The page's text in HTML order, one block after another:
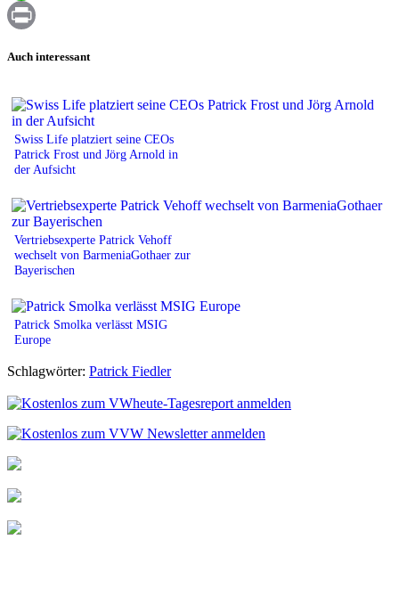
WhatsApp
Auch interessant
Swiss Life platziert seine CEOs
Patrick Frost und Jörg Arnold in
der Aufsicht
Vertriebsexperte Patrick Vehoff
wechselt von BarmeniaGothaer zur
Bayerischen
Patrick Smolka verlässt MSIG
Europe
Schlagwörter: Patrick Fiedler